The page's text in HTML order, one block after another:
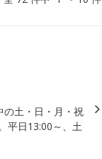
土・日・月・祝
平日13:00～、土